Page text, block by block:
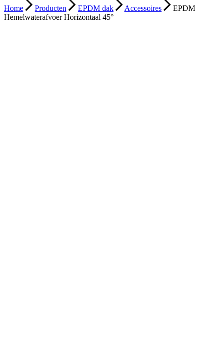
Home Producten EPDM dak Accessoires
EPDM
Hemelwaterafvoer Horizontaal 45°